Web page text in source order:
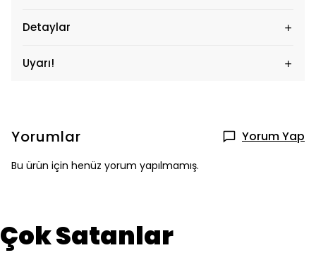
Detaylar
Uyarı!
Yorumlar Yorum Yap
Bu ürün için henüz yorum yapılmamış.
Çok Satanlar